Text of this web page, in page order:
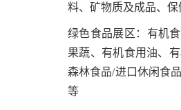
料、矿物质及成品、
绿色食品展区：有机
果蔬、有机食用油、
森林食品/进口休闲食
等